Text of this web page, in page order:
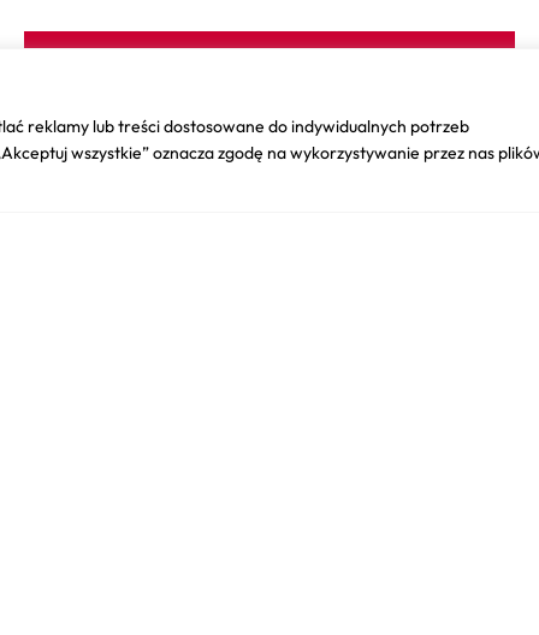
reklamy lub treści dostosowane do indywidualnych potrzeb
wszystkie” oznacza zgodę na wykorzystywanie przez nas